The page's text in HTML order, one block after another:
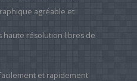
agréable et
haute résolution libres de
et rapidement